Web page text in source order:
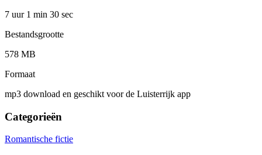
7 uur 1 min 30 sec
Bestandsgrootte
578 MB
Formaat
mp3 download en geschikt voor de Luisterrijk app
Categorieën
Romantische fictie